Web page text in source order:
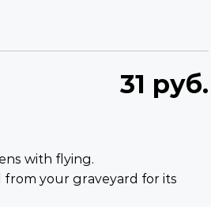
31 руб.
with flying.
from your graveyard for its